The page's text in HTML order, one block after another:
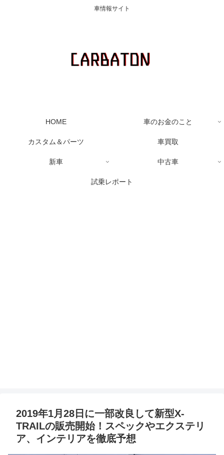
車情報サイト
HOME 車のお金のこと
カスタム＆パーツ 車買取
新車 中古車
試乗レポート
2019年1月28日に一部改良して新型X-
TRAILの販売開始！スペックやエクステリ
ア、インテリアを徹底予想